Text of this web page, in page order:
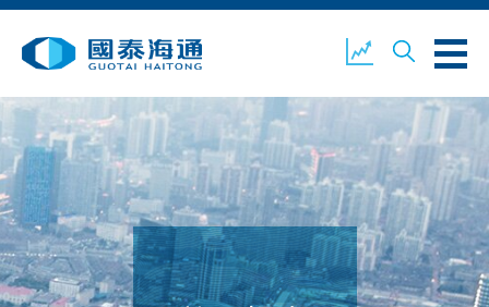
業務概覽 公司新聞
環境、社會及企業管治 國泰海通證券 聯絡我們